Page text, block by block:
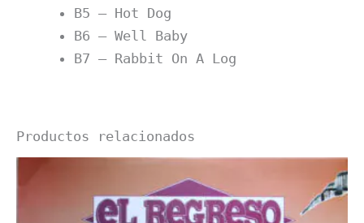
B5 – Hot Dog
B6 – Well Baby
B7 – Rabbit On A Log
Productos relacionados